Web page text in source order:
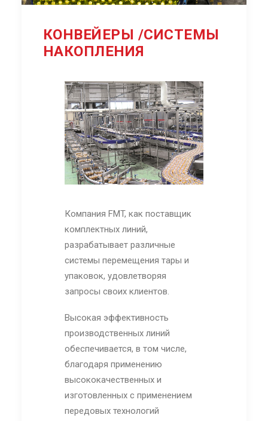
КОНВЕЙЕРЫ /СИСТЕМЫ
НАКОПЛЕНИЯ
Компания FMT, как поставщик
комплектных линий,
разрабатывает различные
системы перемещения тары и
упаковок, удовлетворяя
запросы своих клиентов.
Высокая эффективность
производственных линий
обеспечивается, в том числе,
благодаря применению
высококачественных и
изготовленных с применением
передовых технологий